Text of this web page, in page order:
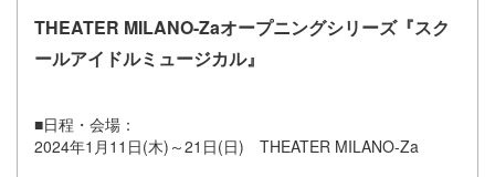
THEATER MILANO-Zaオープニングシリーズ『スク
ールアイドルミュージカル』
■日程・会場：
2024年1月11日(木)～21日(日) THEATER MILANO-Za